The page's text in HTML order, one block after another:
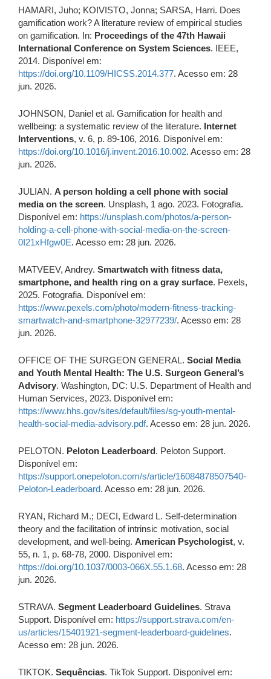
HAMARI, Juho; KOIVISTO, Jonna; SARSA, Harri. Does
gamification work? A literature review of empirical studies
on gamification. In: Proceedings of the 47th Hawaii
International Conference on System Sciences. IEEE,
2014. Disponível em:
https://doi.org/10.1109/HICSS.2014.377. Acesso em: 28
jun. 2026.
JOHNSON, Daniel et al. Gamification for health and
wellbeing: a systematic review of the literature. Internet
Interventions, v. 6, p. 89-106, 2016. Disponível em:
https://doi.org/10.1016/j.invent.2016.10.002. Acesso em: 28
jun. 2026.
JULIAN. A person holding a cell phone with social
media on the screen. Unsplash, 1 ago. 2023. Fotografia.
Disponível em: https://unsplash.com/photos/a-person-
holding-a-cell-phone-with-social-media-on-the-screen-
0I21xHfgw0E. Acesso em: 28 jun. 2026.
MATVEEV, Andrey. Smartwatch with fitness data,
smartphone, and health ring on a gray surface. Pexels,
2025. Fotografia. Disponível em:
https://www.pexels.com/photo/modern-fitness-tracking-
smartwatch-and-smartphone-32977239/. Acesso em: 28
jun. 2026.
OFFICE OF THE SURGEON GENERAL. Social Media
and Youth Mental Health: The U.S. Surgeon General’s
Advisory. Washington, DC: U.S. Department of Health and
Human Services, 2023. Disponível em:
https://www.hhs.gov/sites/default/files/sg-youth-mental-
health-social-media-advisory.pdf. Acesso em: 28 jun. 2026.
PELOTON. Peloton Leaderboard. Peloton Support.
Disponível em:
https://support.onepeloton.com/s/article/16084878507540-
Peloton-Leaderboard. Acesso em: 28 jun. 2026.
RYAN, Richard M.; DECI, Edward L. Self-determination
theory and the facilitation of intrinsic motivation, social
development, and well-being. American Psychologist, v.
55, n. 1, p. 68-78, 2000. Disponível em:
https://doi.org/10.1037/0003-066X.55.1.68. Acesso em: 28
jun. 2026.
STRAVA. Segment Leaderboard Guidelines. Strava
Support. Disponível em: https://support.strava.com/en-
us/articles/15401921-segment-leaderboard-guidelines.
Acesso em: 28 jun. 2026.
TIKTOK. Sequências. TikTok Support. Disponível em: